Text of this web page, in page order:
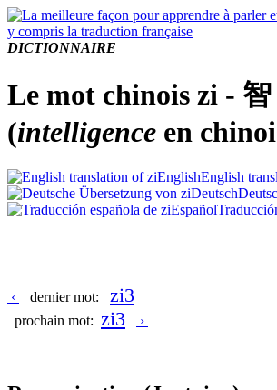
DICTIONNAIRE
Le mot chinois zi - 智
(intelligence en
EnglishEnglish
Deutsch
Español
‹ dernier mot: zi3
prochain mot: zi3 ›